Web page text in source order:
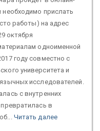
прислать
работы) на адрес
октября
одноименной
году совместно с
университета и
исследователей.
с внутренних
в
Читать далее